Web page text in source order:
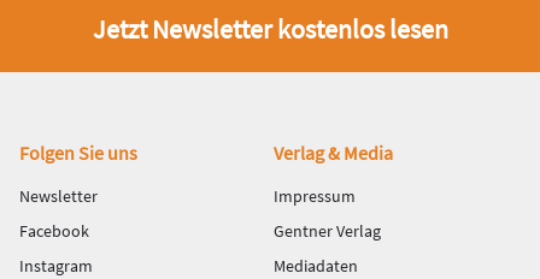
Jetzt Newsletter kostenlos lesen
Fußbereich
Folgen Sie uns
Newsletter
Facebook
Instagram
Verlag & Media
Impressum
Gentner Verlag
Mediadaten